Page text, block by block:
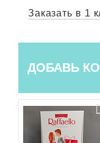
Заказать в 1
ДОБАВЬ